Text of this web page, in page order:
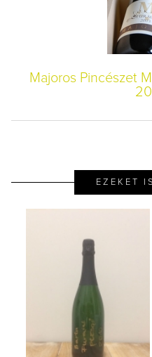
Majoros Pincészet
EZEKET